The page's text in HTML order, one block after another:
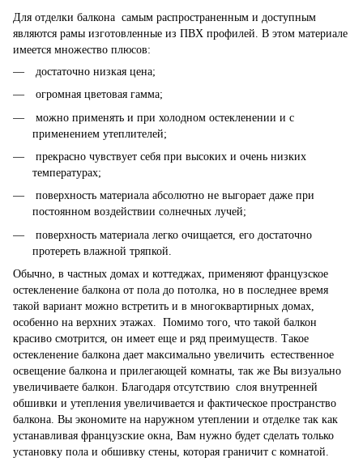
Для отделки балкона самым распространенным и доступным
являются рамы изготовленные из ПВХ профилей. В этом материале
имеется множество плюсов:
достаточно низкая цена;
огромная цветовая гамма;
можно применять и при холодном остекленении и с
применением утеплителей;
прекрасно чувствует себя при высоких и очень низких
температурах;
поверхность материала абсолютно не выгорает даже при
постоянном воздействии солнечных лучей;
поверхность материала легко очищается, его достаточно
протереть влажной тряпкой.
Обычно, в частных домах и коттеджах, применяют французское
остекленение балкона от пола до потолка, но в последнее время
такой вариант можно встретить и в многоквартирных домах,
особенно на верхних этажах. Помимо того, что такой балкон
красиво смотрится, он имеет еще и ряд преимуществ. Такое
остекленение балкона дает максимально увеличить естественное
освещение балкона и прилегающей комнаты, так же Вы визуально
увеличиваете балкон. Благодаря отсутствию слоя внутренней
обшивки и утепления увеличивается и фактическое пространство
балкона. Вы экономите на наружном утеплении и отделке так как
устанавливая французские окна, Вам нужно будет сделать только
установку пола и обшивку стены, которая граничит с комнатой.